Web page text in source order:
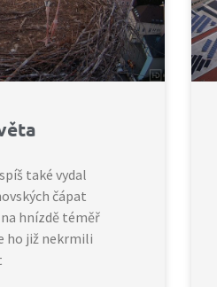
také vydal
čápat
hnízdě téměř
ho již nekrmili